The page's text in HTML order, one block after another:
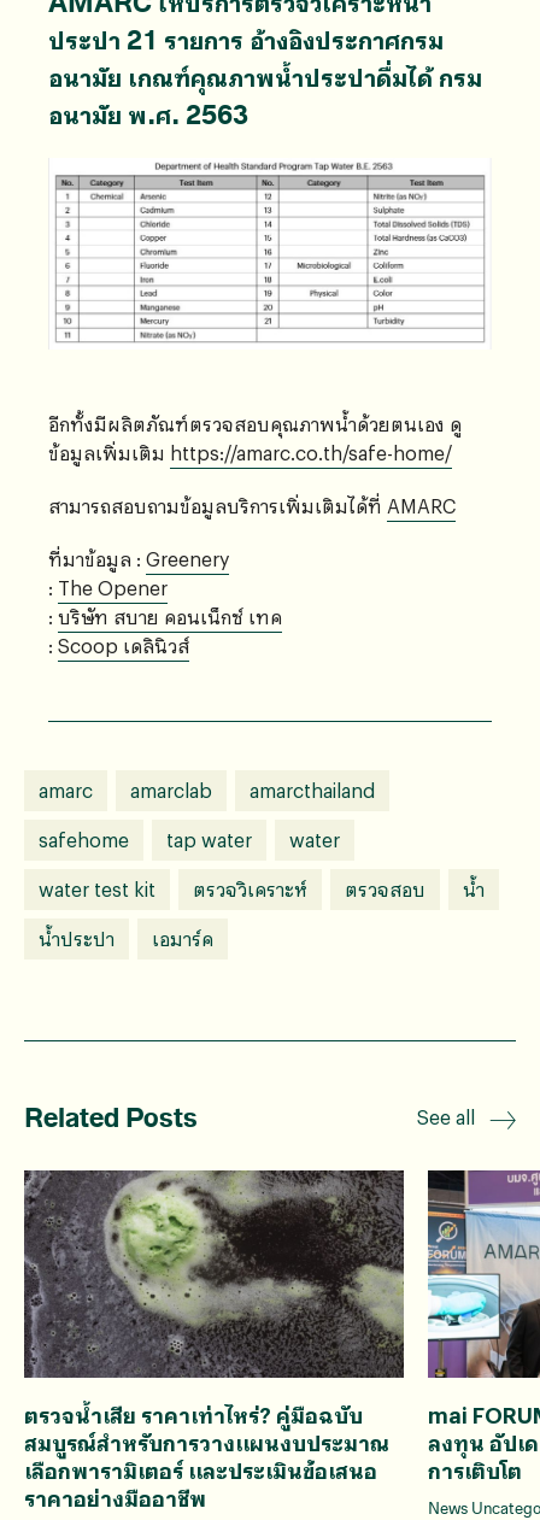
ประปา 21 รายการ อ้างอิงประกาศกรม
อนามัย เกณฑ์คุณภาพน้ำประปาดื่มได้ กรม
อนามัย พ.ศ. 2563
อีกทั้งมีผลิตภัณฑ์ตรวจสอบคุณภาพน้ำด้วยตนเอง ดู
ข้อมูลเพิ่มเติม https://amarc.co.th/safe-home/
สามารถสอบถามข้อมูลบริการเพิ่มเติมได้ที่ AMARC
ที่มาข้อมูล : Greenery
: The Opener
: บริษัท สบาย คอนเน็กซ์ เทค
: Scoop เดลินิวส์
amarc amarclab
amarcthailand
safehome
tap water
water
water test kit
ตรวจวิเคราะห์ ตรวจสอบ
น้ำ
น้ำประปา
เอมาร์ค
Related Posts See all
ตรวจน้ำเสีย ราคาเท่าไหร่? คู่มือฉบับ
สมบูรณ์สำหรับการวางแผนงบประมาณ
เลือกพารามิเตอร์ และประเมินข้อเสนอ
ราคาอย่างมืออาชีพ
mai
ลงทุน อัปเ
การเติบโต
News